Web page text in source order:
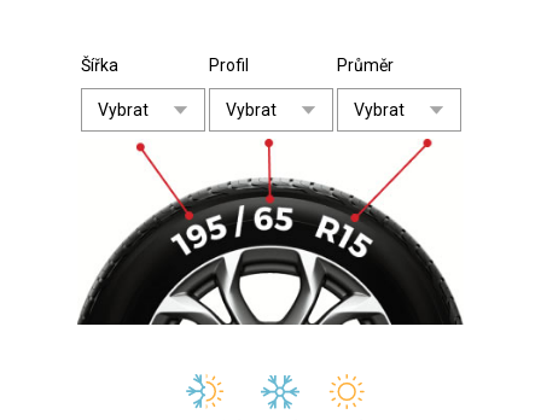
Šířka Profil Průměr